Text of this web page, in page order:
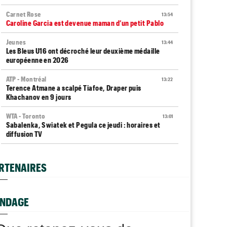
13:54
Carnet Rose
Caroline Garcia est devenue maman d’un petit Pablo
13:44
Jeunes
Les Bleus U16 ont décroché leur deuxième médaille
européenne en 2026
13:22
ATP - Montréal
Terence Atmane a scalpé Tiafoe, Draper puis
Khachanov en 9 jours
13:01
WTA - Toronto
Sabalenka, Swiatek et Pegula ce jeudi : horaires et
diffusion TV
août 2026
Bourreau de Humbert, Daniel Merida aime croquer du
Français...